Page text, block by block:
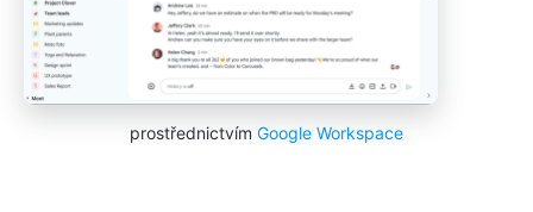
prostřednictvím Google Workspace